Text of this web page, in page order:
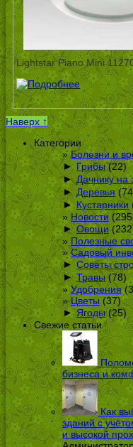
Lightstar Piano Mini
Наверх ↑
Категории
Болезни и
► Грибы(22)
► Дачнику на
► Деревья
► Кустарники
Новости
► Овощи
Полезные
Садовый
► Советы
► Травы(78)
Удобрения
Цветы (37)
► Ягоды(25)
Свежие статьи
бизнеса и
Как
зданий с
и высокой